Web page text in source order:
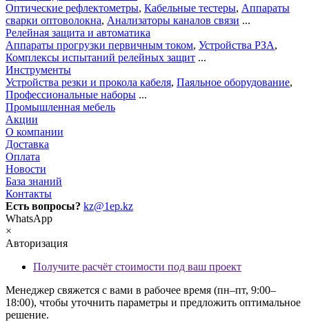
Оптические рефлектометры, Кабельные тестеры, Аппараты
сварки оптоволокна, Анализаторы каналов связи ...
Релейная защита и автоматика
Аппараты прогрузки первичным током, Устройства РЗА,
Комплексы испытаний релейных защит ...
Инструменты
Устройства резки и прокола кабеля, Паяльное оборудование,
Профессиональные наборы ...
Промышленная мебель
Акции
О компании
Доставка
Оплата
Новости
База знаний
Контакты
Есть вопросы? kz@1ep.kz
WhatsApp
×
Авторизация
Получите расчёт стоимости под ваш проект
Менеджер свяжется с вами в рабочее время (пн–пт, 9:00–
18:00), чтобы уточнить параметры и предложить оптимальное
решение.